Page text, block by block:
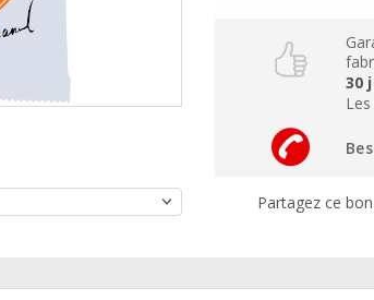
30
Les
Partagez ce